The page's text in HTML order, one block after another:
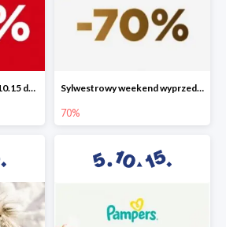
Wyprzedaż sezonu w 5.10.15 do -70% Sylwestrowy weekend wyprzedaży do -70%
70%